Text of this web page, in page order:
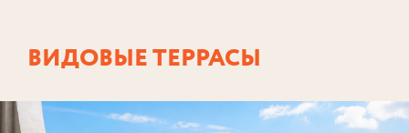
ВИДОВЫЕ ТЕРРАСЫ